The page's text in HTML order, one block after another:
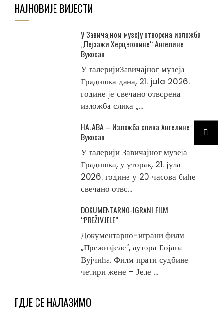
НАЈНОВИЈЕ ВИЈЕСТИ
У Завичајном музеју отворена изложба
„Пејзажи Херцеговине“ Ангелине
Вукосав
У галеријиЗавичајног музеја
Градишка дана, 21. jula 2026.
године је свечано отворена
изложба слика „...
НАЈАВА – Изложба слика Ангелине
Вукосав
У галерији Завичајног музеја
Градишка, у уторак, 21. јула
2026. године у 20 часова биће
свечано отво...
DOKUMENTARNO-IGRANI FILM
“PREŽIVJELE”
Документарно-играни филм
„Преживјеле“, аутора Бојана
Вујчића. Филм прати судбине
четири жене – Јеле ...
ГДЈЕ СЕ НАЛАЗИМО